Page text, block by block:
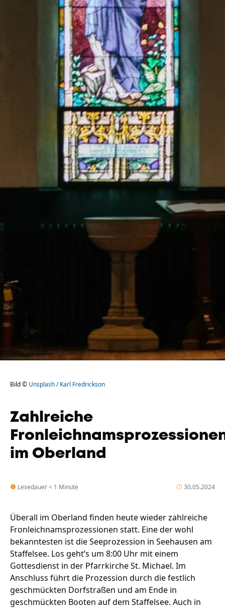
Bild © Unsplash / Karl Fredrickson
Zahlreiche
im Oberland
Lesedauer < 1 Minute 30.05.2024
Überall im Oberland finden heute wieder zahlreiche
Fronleichnamsprozessionen statt. Eine der wohl
bekanntesten ist die Seeprozession in Seehausen am
Staffelsee. Los geht’s um 8:00 Uhr mit einem
Gottesdienst in der Pfarrkirche St. Michael. Im
Anschluss führt die Prozession durch die festlich
geschmückten Dorfstraßen und am Ende in
geschmückten Booten auf dem Staffelsee. Auch in